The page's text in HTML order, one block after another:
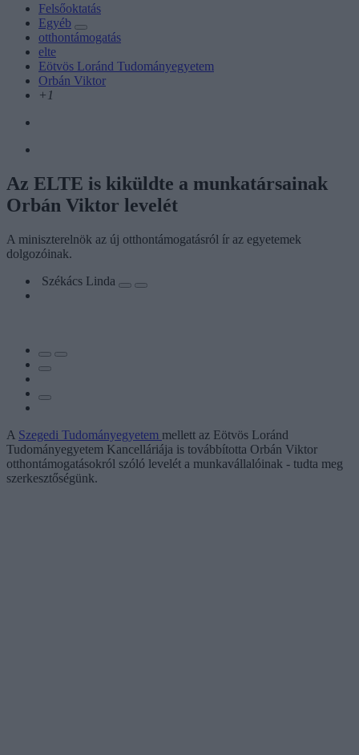
Felsőoktatás
Egyéb
otthontámogatás
elte
Eötvös Loránd Tudományegyetem
Orbán Viktor
+1
Az ELTE is kiküldte a munkatársainak
Orbán Viktor levelét
A miniszterelnök az új otthontámogatásról ír az egyetemek
dolgozóinak.
Székács Linda
A Szegedi Tudományegyetem mellett az Eötvös Loránd
Tudományegyetem Kancelláriája is továbbította Orbán Viktor
otthontámogatásokról szóló levelét a munkavállalóinak - tudta meg
szerkesztőségünk.